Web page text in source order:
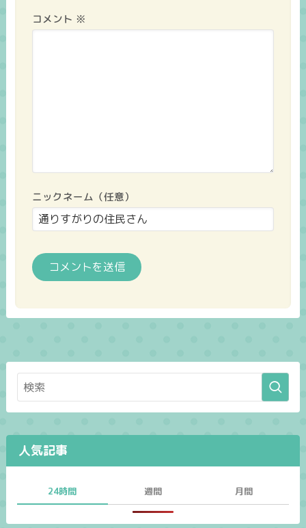
コメント ※
ニックネーム（任意）
人気記事
24時間 週間 月間